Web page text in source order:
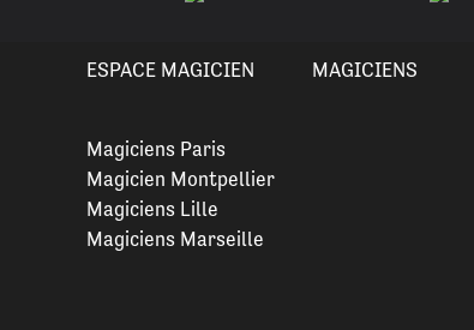
ESPACE MAGICIEN MAGICIENS
Magiciens Paris
Magicien Montpellier
Magiciens Lille
Magiciens Marseille